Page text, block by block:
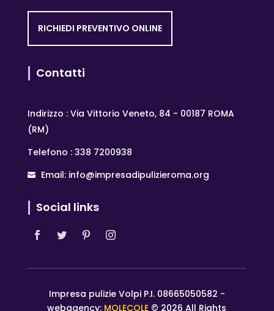
RICHIEDI PREVENTIVO ONLINE
Contatti
Indirizzo : Via Vittorio Veneto, 84 - 00187 ROMA
(RM)
Telefono : 338 7200938
Email: info@impresadipulizieroma.org
Social links
Impresa pulizie Volpi P.I. 08665050582 -
webagency: MOLECOLE © 2026 All Rights